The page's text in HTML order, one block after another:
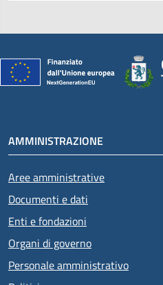
AMMINISTRAZIONE
Aree amministrative
Documenti e dati
Enti e fondazioni
Organi di governo
Personale amministrativo